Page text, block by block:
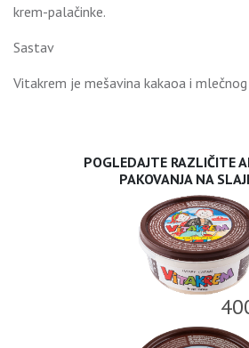
krem-palačinke.
Sastav
Vitakrem je mešavina kakaoa i
POGLEDAJTE RAZLIČITE
PAKOVANJA NA